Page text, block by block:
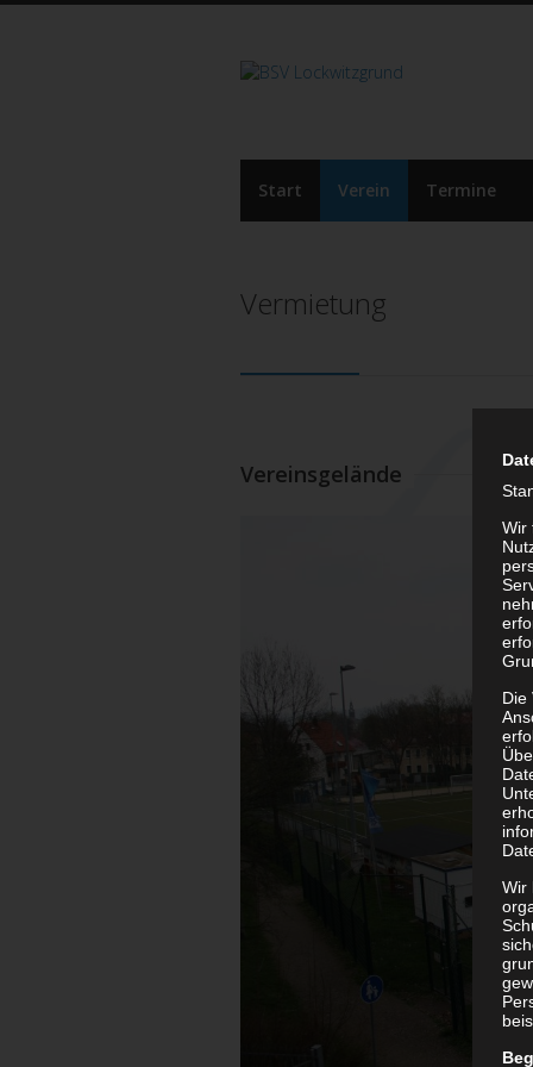
Start Verein Termine
Vermietung
Vereinsgelände
Wir
Die
Wir